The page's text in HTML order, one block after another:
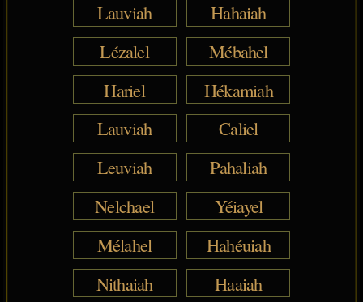
Lauviah
Hahaiah
Lézalel
Mébahel
Hariel
Hékamiah
Lauviah
Caliel
Leuviah
Pahaliah
Nelchael
Yéiayel
Mélahel
Hahéuiah
Nithaiah
Haaiah